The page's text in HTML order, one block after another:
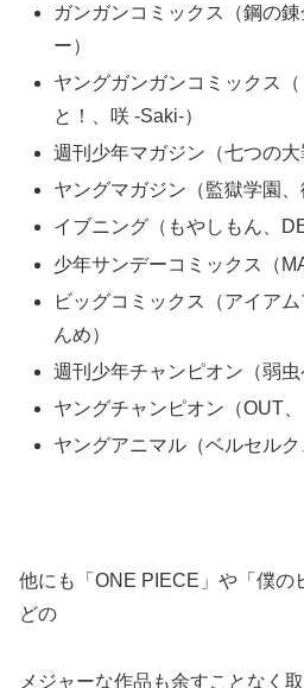
ガンガンコミックス（鋼の
ー）
ヤングガンガンコミックス
と！、咲 -Saki-）
週刊少年マガジン（七つの大
ヤングマガジン（監獄学園、
イブニング（もやしもん、
少年サンデーコミックス（
ビッグコミックス（アイア
んめ）
週刊少年チャンピオン（弱虫
ヤングチャンピオン（OUT、
ヤングアニマル（ベルセルク
他にも「ONE PIECE」や「僕の
どの
メジャーな作品も余すことなく